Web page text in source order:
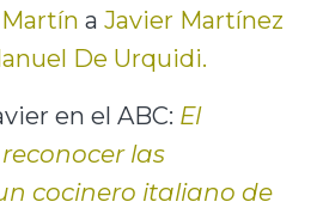
Martín aJavier Martínez
De Urquidi.
en el ABC: El
las
cocinero italiano de